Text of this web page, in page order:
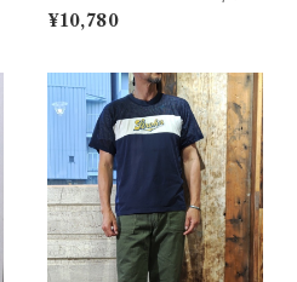
ック柄 モヘア セーター 古着
¥10,780